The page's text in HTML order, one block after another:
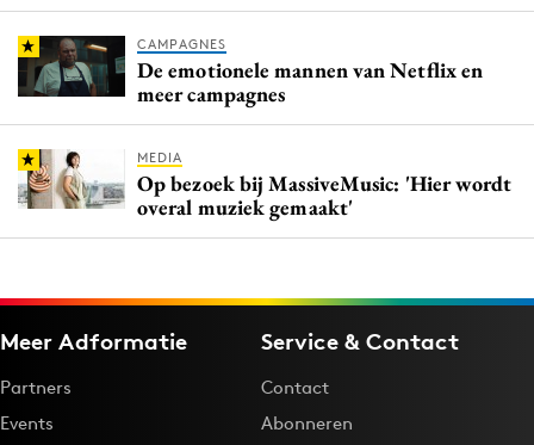
CAMPAGNES
De emotionele mannen van Netflix en
meer campagnes
MEDIA
Op bezoek bij MassiveMusic: 'Hier wordt
overal muziek gemaakt'
Meer Adformatie
Partners
Events
Service & Contact
Contact
Abonneren